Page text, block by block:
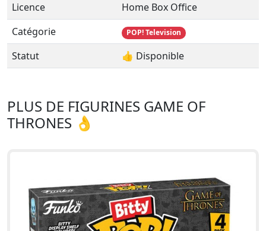
Licence
Home Box Office
Catégorie
POP! Television
Statut 👍 Disponible
PLUS DE FIGURINES GAME OF
THRONES 👌